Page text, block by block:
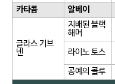
카타콤
알베이
글라스 기브
넨
지배된 블랙
해머
라이노 토스
공예의 콜루